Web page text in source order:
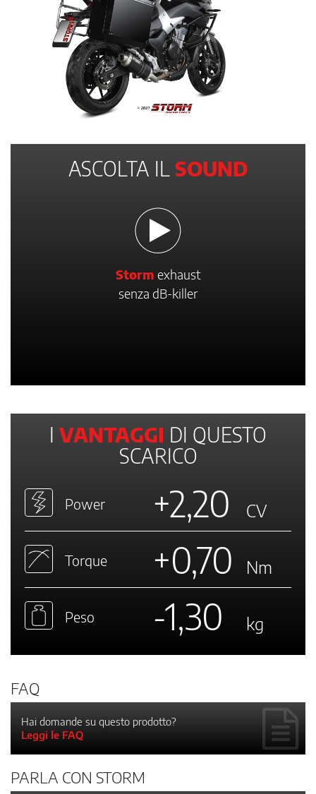
ASCOLTA IL SOUND
Storm exhaust
senza dB-killer
I VANTAGGI DI QUESTO
SCARICO
Power +2,20 CV
Torque +0,70 Nm
Peso -1,30 kg
FAQ
Hai domande su questo prodotto?
Leggi le FAQ
PARLA CON STORM